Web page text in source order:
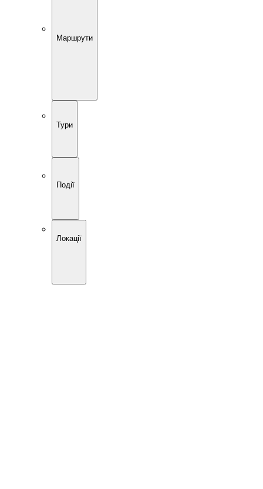
Маршрути
Тури
Події
Локації